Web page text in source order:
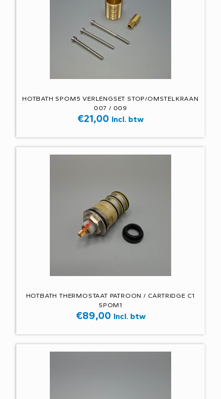
HOTBATH SPOM5 VERLENGSET STOP/OMSTELKRAAN
007 / 009
€21,00 Incl. btw
HOTBATH THERMOSTAAT PATROON / CARTRIDGE C1
SPOM1
€89,00 Incl. btw